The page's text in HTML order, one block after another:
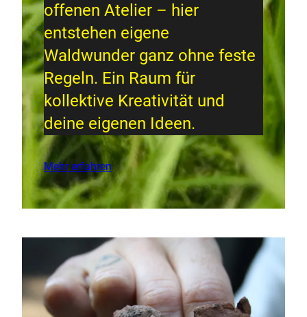
offenen Atelier – hier
entstehen eigene
Waldwunder ganz ohne feste
Regeln. Ein Raum für
kollektive Kreativität und
deine eigenen Ideen.
Mehr erfahren